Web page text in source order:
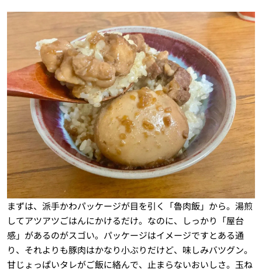
まずは、派手かわパッケージが目を引く「魯肉飯」から。湯煎
してアツアツごはんにかけるだけ。なのに、しっかり「屋台
感」があるのがスゴい。パッケージはイメージですとある通
り、それよりも豚肉はかなり小ぶりだけど、味しみバツグン。
甘じょっぱいタレがご飯に絡んで、止まらないおいしさ。玉ね